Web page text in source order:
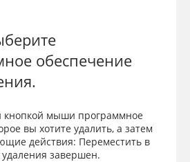
обеспечение
кнопкой мыши программное
вы хотите удалить, а затем
действия: Переместить в
завершен.